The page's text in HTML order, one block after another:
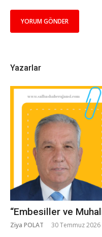
Yazarlar
“Embesiller ve
Ziya POLAT 30 Temmuz 2026